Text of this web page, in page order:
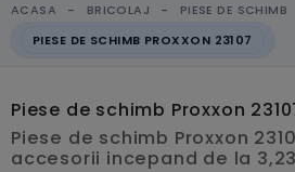
ACASA BRICOLAJ
PIESE DE SCHIMB
PIESE DE SCHIMB PROXXON 23107
Piese de schimb Proxxon
Piese de schimb Proxxon
accesorii incepand de la